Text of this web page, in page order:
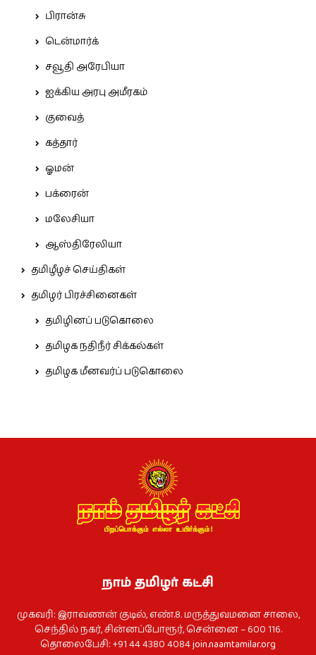
பிரான்சு
டென்மார்க்
சவூதி அரேபியா
ஐக்கிய அரபு அமீரகம்
குவைத்
கத்தார்
ஓமன்
பக்ரைன்
மலேசியா
ஆஸ்திரேலியா
தமிழீழச் செய்திகள்
தமிழர் பிரச்சினைகள்
தமிழினப் படுகொலை
தமிழக நதிநீர் சிக்கல்கள்
தமிழக மீனவர்ப் படுகொலை
நாம் தமிழர் கட்சி
முகவரி: இராவணன் குடில், எண்.8. மருத்துவமனை சாலை,
செந்தில் நகர், சின்னப்போரூர், சென்னை – 600 116.
தொலைபேசி: +91 44 4380 4084join.naamtamilar.org